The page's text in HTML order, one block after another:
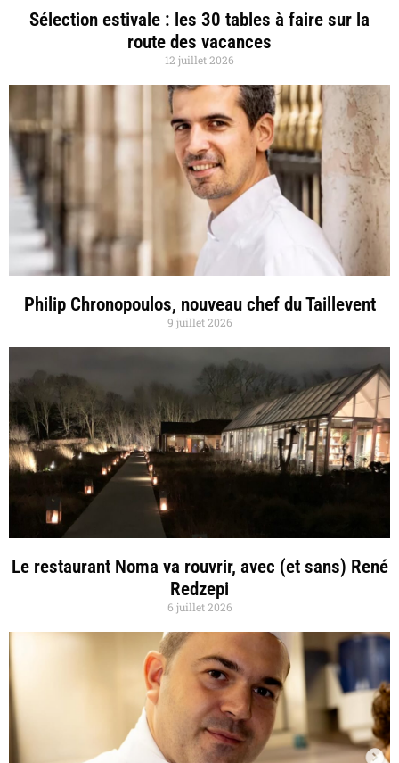
Sélection estivale : les 30 tables à faire sur la
route des vacances
12 juillet 2026
Philip Chronopoulos, nouveau chef du Taillevent
9 juillet 2026
Le restaurant Noma va rouvrir, avec (et sans) René
Redzepi
6 juillet 2026